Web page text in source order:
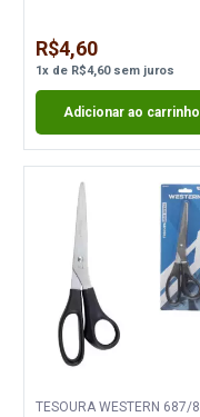
R$4,60
1x de R$4,60sem juros
Adicionar ao carrinho
TESOURA WESTERN 687/8